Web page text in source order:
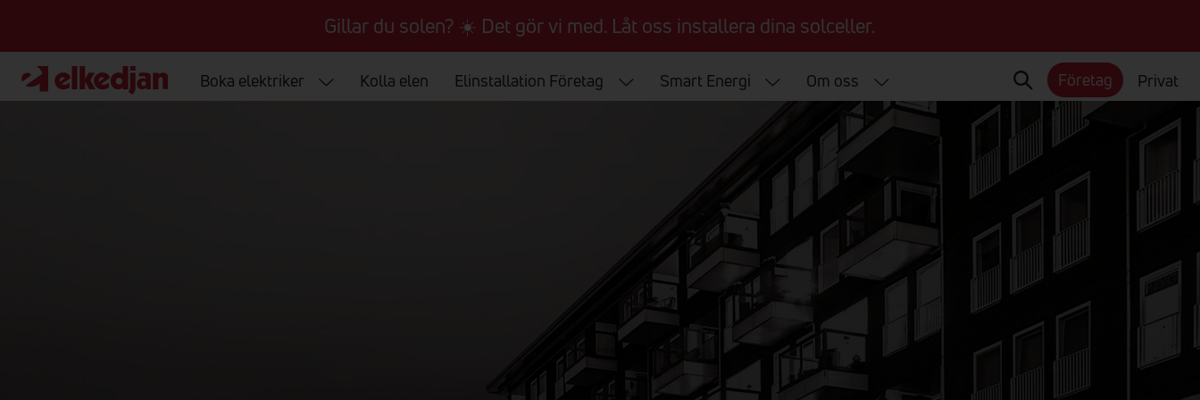
Gillar du solen? ☀️ Det gör vi med. Låt oss installera dina solceller.
Boka elektriker Kolla elen Elinstallation Företag Smart Energi Om oss Företag Privat